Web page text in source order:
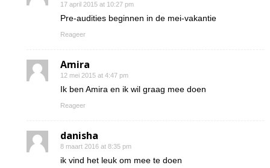
17 april 2015 at 10:27 pm
Pre-audities beginnen in de mei-vakantie
Reageer
Amira
12 mei 2015 at 4:47 pm
Ik ben Amira en ik wil graag mee doen
Reageer
danisha
8 maart 2016 at 8:35 pm
ik vind het leuk om mee te doen